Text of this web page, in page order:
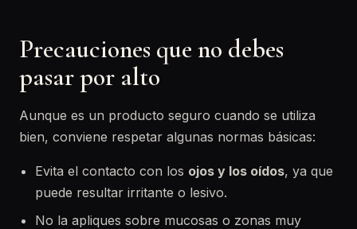
Precauciones que no debes
pasar por alto
Aunque es un producto seguro cuando se utiliza
bien, conviene respetar algunas normas básicas:
Evita el contacto con los ojos y los oídos, ya que
puede resultar irritante o lesivo.
No la apliques sobre mucosas o zonas muy